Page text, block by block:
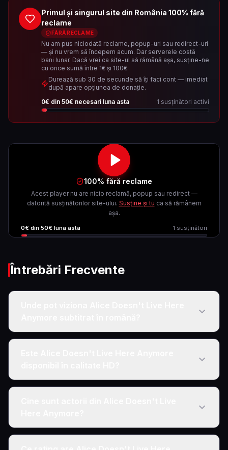
Primul și singurul site din România 100% fără
reclame
FĂRĂ RECLAME
Nu am pus niciodată reclame, popup-uri sau redirect-uri
— și nu vrem să începem acum. Dar serverele costă
bani lunar. Dacă vrei ca site-ul să rămână așa, susține-ne
cu orice sumă între 1€ și 100€.
Durează sub 30 de secunde să îți faci cont — imediat
după apare opțiunea de donație.
0€ din 50€ necesari luna asta 1 susținători activi
100% fără reclame
Acest player nu are nicio reclamă, popup sau redirect —
datorită susținătorilor site-ului. Susține și tu ca să rămânem
așa.
0€ din 50€ luna asta 1 susținători
Întrebări Frecvente